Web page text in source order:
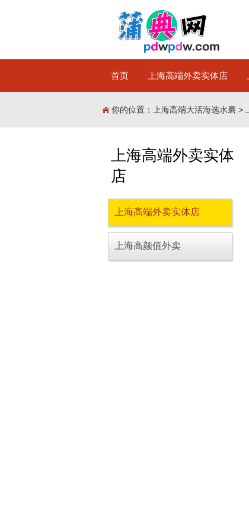
首页 上海高端外卖实体店
你的位置： 上海高端大活海选水磨 >
上海高端外卖实体
店
上海高端外卖实体店
上海高颜值外卖